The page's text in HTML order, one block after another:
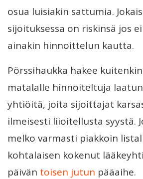
osua luisiakin sattumia.
sijoituksessa on riskinsä jos
ainakin hinnoittelun kautta.
Pörssihaukka hakee
matalalle hinnoiteltuja
yhtiöitä, joita sijoittajat
ilmeisesti liioitellusta syystä.
melko varmasti piakkoin
kohtalaisen kokenut
päivän toisen jutun pääaihe.